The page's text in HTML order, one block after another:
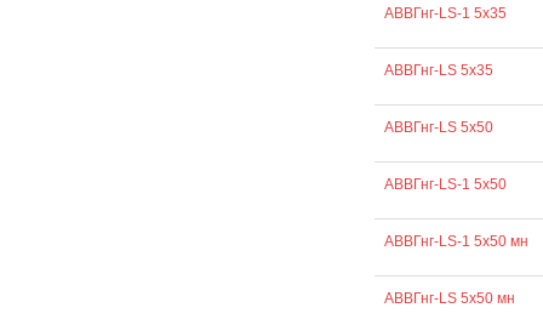
АВВГнг-LS-1 5х35
АВВГнг-LS 5х35
АВВГнг-LS 5х50
АВВГнг-LS-1 5х50
АВВГнг-LS-1 5х50 мн
АВВГнг-LS 5х50 мн